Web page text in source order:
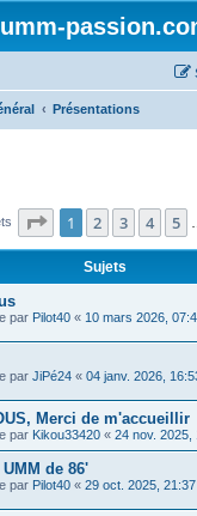
umm-
Présentations
Page 1sur8
1 2 3 4 5
Sujets
par Pilot40 « 10 mars 2026,
par JiPé24 « 04 janv. 2026,
Merci de m'accueillir
par Kikou33420 « 24 nov. 2025,
de 86'
par Pilot40 « 29 oct. 2025, 21:37